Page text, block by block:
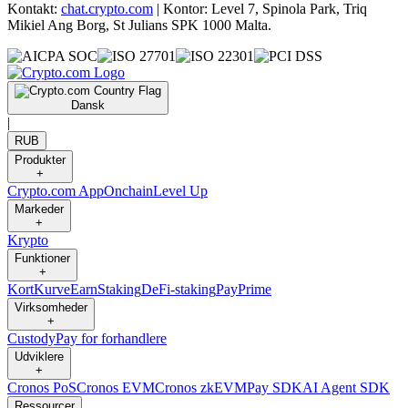
Kontakt: chat.crypto.com | Kontor: Level 7, Spinola Park, Triq
Mikiel Ang Borg, St Julians SPK 1000 Malta.
Dansk
|
RUB
Produkter
+
Crypto.com AppOnchainLevel Up
Markeder
+
Krypto
Funktioner
+
KortKurveEarnStakingDeFi-stakingPayPrime
Virksomheder
+
CustodyPay for forhandlere
Udviklere
+
Cronos PoSCronos EVMCronos zkEVMPay SDKAI Agent SDK